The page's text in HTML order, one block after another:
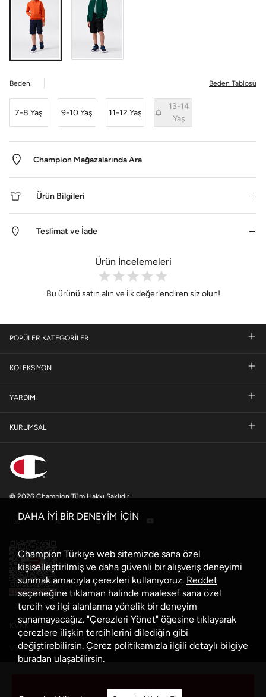
Beden: Beden Tablosu
7-8 Yaş 9-10 Yaş 11-12 Yaş
13-14
Yaş
Sepete Ekle
Champion Mağazalarında Ara
Ürün Bilgileri
Teslimat ve İade
Ürün İncelemeleri
Bu ürünü satın alın ve ilk değerlendiren siz olun!
POPÜLER KATEGORİLER
KOLEKSİYON
YARDIM
KURUMSAL
© 2026 Champion Tüm Hakkı Saklıdır
KVKK
Veri Güvenliği Politikası
DAHA İYİ BİR DENEYİM İÇİN
Champion Türkiye web sitemizde sana özel
kişiselleştirilmiş ve daha güvenli bir alışveriş deneyimi
sunmak amacıyla çerezleri kullanıyoruz. Reddet
seçeneğine tıklaman halinde maalesef sana özel
tercih ve ilgi alanlarına yönelik bir deneyim
sunamayacağız. "Çerezleri Yönet" öğesine tıklayarak
çerezlere ilişkin tercihlerini dilediğin gibi
değiştirebilirsin. Çerez politikamızla ilgili detaylı bilgiye
buradan ulaşabilirsin.